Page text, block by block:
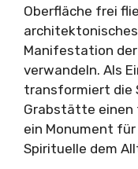
Oberfläche frei
Manifestation
verwandeln. Als
transformiert die
Grabstätte einen
ein Monument für
Spirituelle dem